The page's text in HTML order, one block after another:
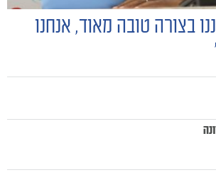
בצורה טובה מאוד, אנחנו